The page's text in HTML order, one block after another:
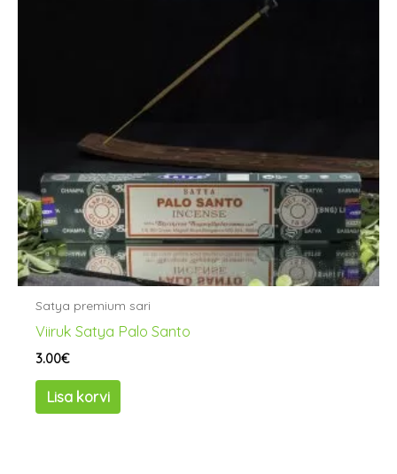
Satya premium sari
Viiruk Satya Palo Santo
3.00€
Lisa korvi